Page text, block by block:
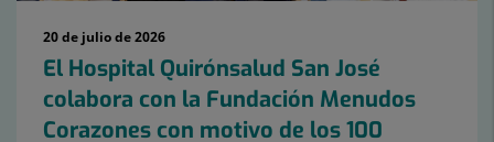
20 de julio de 2026
El Hospital Quirónsalud San José
colabora con la Fundación Menudos
Corazones con motivo de los 100